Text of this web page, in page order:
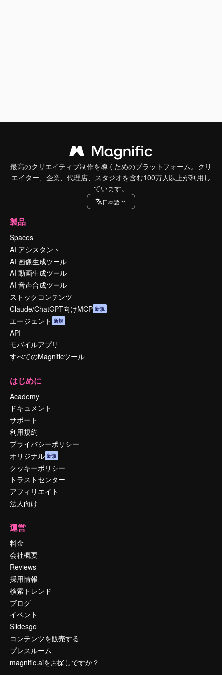
最高のクリエイティブ制作を導くためのプラットフォーム。クリ
エイター、企業、代理店、スタジオを含む100万人以上が利用し
ています。
日本語
製品
Spaces
AI アシスタント
AI 画像生成ツール
AI 動画生成ツール
AI 音声合成ツール
ストックコンテンツ
Claude/ChatGPT向けMCP 新規
エージェント 新規
API
モバイルアプリ
すべてのMagnificツール
はじめに
Academy
ドキュメント
サポート
利用規約
プライバシーポリシー
オリジナル 新規
クッキーポリシー
トラストセンター
アフィリエイト
法人向け
運営
料金
会社概要
Reviews
採用情報
検索トレンド
ブログ
イベント
Slidesgo
コンテンツを販売する
プレスルーム
magnific.aiをお探しですか？